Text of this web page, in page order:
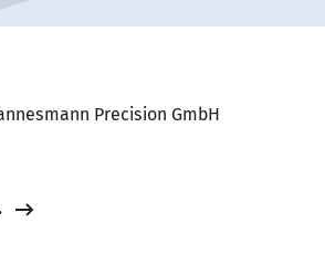
Precision GmbH